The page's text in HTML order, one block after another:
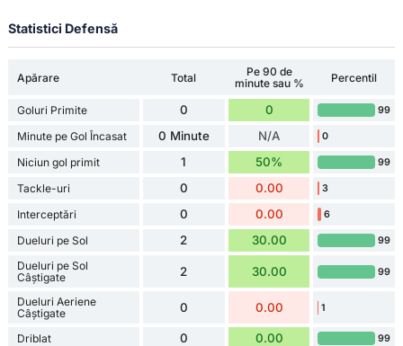
Statistici Defensă
Apărare Total
Pe 90 de
minute sau %
Percentil
Goluri Primite 0 0 99
Minute pe Gol Încasat 0 Minute N/A 0
Niciun gol primit 1 50% 99
Tackle-uri 0 0.00 3
Interceptări 0 0.00 6
Dueluri pe Sol 2 30.00 99
Dueluri pe Sol
Câștigate
2 30.00 99
Dueluri Aeriene
Câștigate
0 0.00 1
Driblat 0 0.00 99